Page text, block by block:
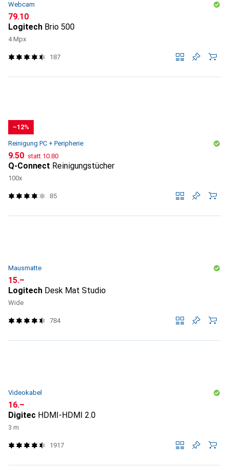
Webcam
CHF
79.10
Logitech Brio 500
4 Mpx
187
−12%
Reinigung PC + Peripherie
CHF
9.50 statt CHF
10.80
Q-Connect Reinigungstücher
100x
85
Mausmatte
CHF
15.–
Logitech Desk Mat Studio
Wide
784
Videokabel
CHF
16.–
Digitec HDMI-HDMI 2.0
3 m
1917